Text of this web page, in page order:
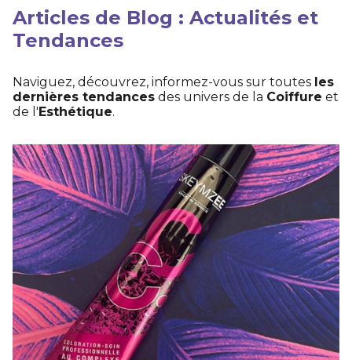
Articles de Blog : Actualités et
Tendances
Naviguez, découvrez, informez-vous sur toutes les
dernières tendances des univers de la Coiffure et
de l'Esthétique.